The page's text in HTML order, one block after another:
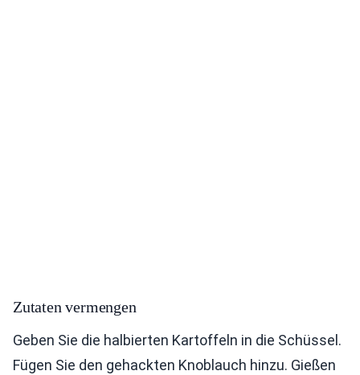
Zutaten vermengen
Geben Sie die halbierten Kartoffeln in die Schüssel.
Fügen Sie den gehackten Knoblauch hinzu. Gießen